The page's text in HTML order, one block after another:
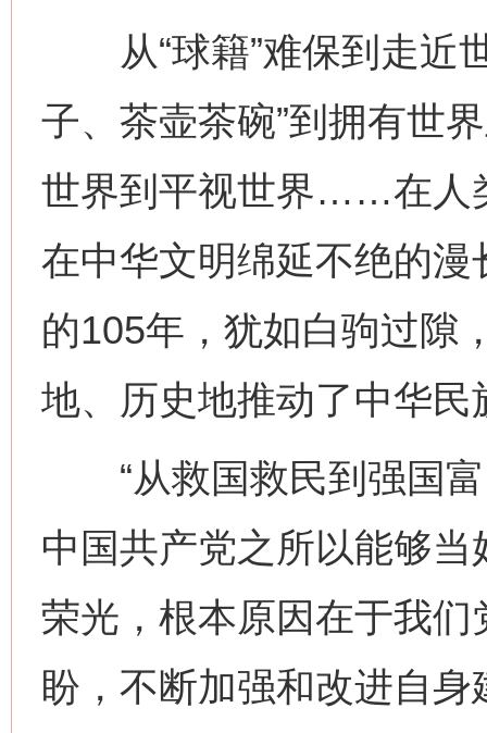
从“球籍”难保到走近
子、茶壶茶碗”到拥有世
世界到平视世界……在人
在中华文明绵延不绝的
的105年，犹如白驹过隙
地、历史地推动了中华民
“从救国救民到强国富
中国共产党之所以能够当
荣光，根本原因在于我
盼，不断加强和改进自